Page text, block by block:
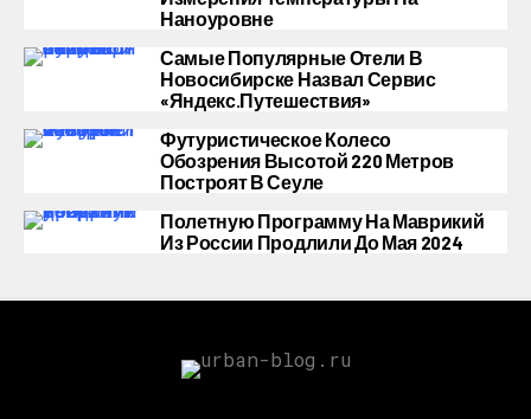
Наноуровне
Самые Популярные Отели В
Новосибирске Назвал Сервис
«Яндекс.Путешествия»
Футуристическое Колесо
Обозрения Высотой 220 Метров
Построят В Сеуле
Полетную Программу На Маврикий
Из России Продлили До Мая 2024